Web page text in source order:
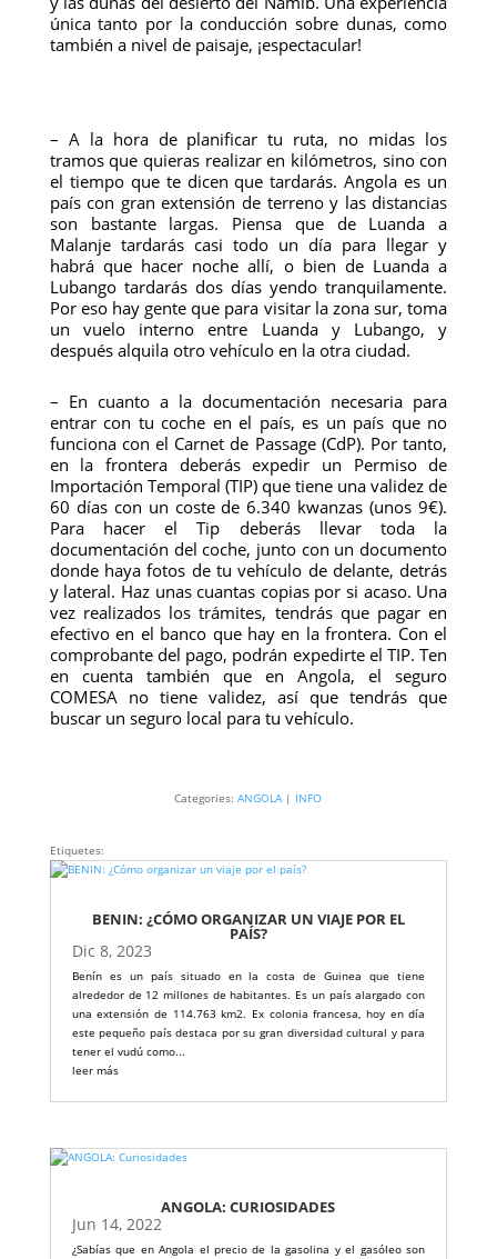
única tanto por la conducción sobre dunas, como
también a nivel de paisaje, ¡espectacular!
– A la hora de planificar tu ruta, no midas los
tramos que quieras realizar en kilómetros, sino con
el tiempo que te dicen que tardarás. Angola es un
país con gran extensión de terreno y las distancias
son bastante largas. Piensa que de Luanda a
Malanje tardarás casi todo un día para llegar y
habrá que hacer noche allí, o bien de Luanda a
Lubango tardarás dos días yendo tranquilamente.
Por eso hay gente que para visitar la zona sur, toma
un vuelo interno entre Luanda y Lubango, y
después alquila otro vehículo en la otra ciudad.
– En cuanto a la documentación necesaria para
entrar con tu coche en el país, es un país que no
funciona con el Carnet de Passage (CdP). Por tanto,
en la frontera deberás expedir un Permiso de
Importación Temporal (TIP) que tiene una validez de
60 días con un coste de 6.340 kwanzas (unos 9€).
Para hacer el Tip deberás llevar toda la
documentación del coche, junto con un documento
donde haya fotos de tu vehículo de delante, detrás
y lateral. Haz unas cuantas copias por si acaso. Una
vez realizados los trámites, tendrás que pagar en
efectivo en el banco que hay en la frontera. Con el
comprobante del pago, podrán expedirte el TIP. Ten
en cuenta también que en Angola, el seguro
COMESA no tiene validez, así que tendrás que
buscar un seguro local para tu vehículo.
Categories:ANGOLA| INFO
Etiquetes:
BENIN: ¿CÓMO ORGANIZAR UN VIAJE POR EL
PAÍS?
Dic 8, 2023
Benín es un país situado en la costa de Guinea que tiene
alrededor de 12 millones de habitantes. Es un país alargado con
una extensión de 114.763 km2. Ex colonia francesa, hoy en día
este pequeño país destaca por su gran diversidad cultural y para
tener el vudú como...
leer más
ANGOLA: CURIOSIDADES
Jun 14, 2022
¿Sabías que en Angola el precio de la gasolina y el gasóleo son